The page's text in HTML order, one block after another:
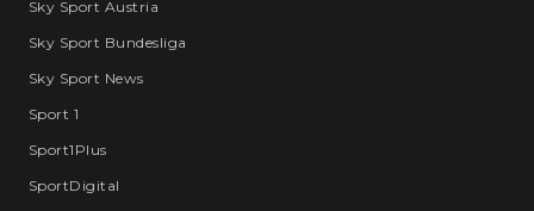
Sky Sport Austria
Sky Sport Bundesliga
Sky Sport News
Sport 1
Sport1Plus
SportDigital